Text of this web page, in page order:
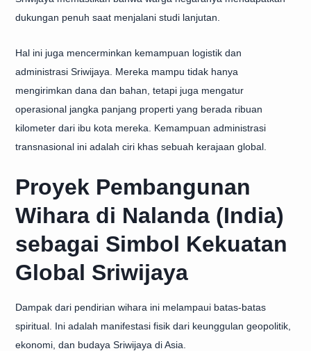
dukungan penuh saat menjalani studi lanjutan.
Hal ini juga mencerminkan kemampuan logistik dan
administrasi Sriwijaya. Mereka mampu tidak hanya
mengirimkan dana dan bahan, tetapi juga mengatur
operasional jangka panjang properti yang berada ribuan
kilometer dari ibu kota mereka. Kemampuan administrasi
transnasional ini adalah ciri khas sebuah kerajaan global.
Proyek Pembangunan
Wihara di Nalanda (India)
sebagai Simbol Kekuatan
Global Sriwijaya
Dampak dari pendirian wihara ini melampaui batas-batas
spiritual. Ini adalah manifestasi fisik dari keunggulan geopolitik,
ekonomi, dan budaya Sriwijaya di Asia.